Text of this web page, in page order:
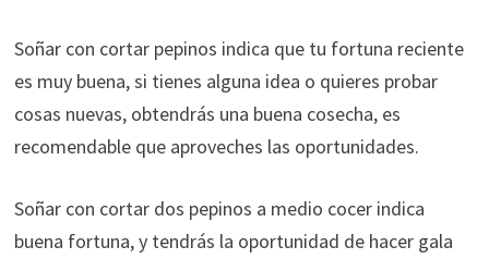
Soñar con cortar pepinos indica que tu fortuna reciente
es muy buena, si tienes alguna idea o quieres probar
cosas nuevas, obtendrás una buena cosecha, es
recomendable que aproveches las oportunidades.
Soñar con cortar dos pepinos a medio cocer indica
buena fortuna, y tendrás la oportunidad de hacer gala